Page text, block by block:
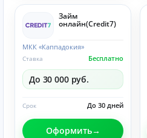
Займ
онлайн(Credit7)
МКК «Каппадокия»
Бесплатно
Ставка
До 30 000 руб.
До 30 дней
Срок
Оформить